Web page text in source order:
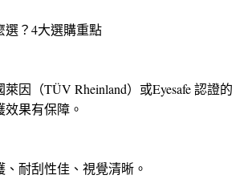
選？4大選購重點
因（TÜV Rheinland）或Eyesafe 認證的
果有保障。
耐刮性佳、視覺清晰。